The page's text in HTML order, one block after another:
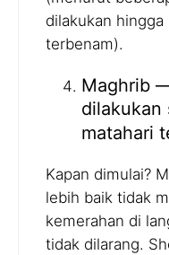
dilakukan
terbenam).
Maghrib
dilakukan
matahari
Kapan dimulai?
lebih baik tidak
kemerahan di
tidak dilarang.